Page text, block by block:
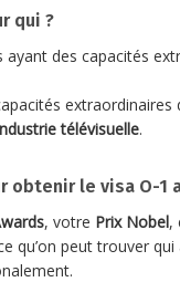
qui ?
des capacités
extraordinaires
télévisuelle.
le visa O-1
, votre Prix Nobel,
qu’on peut trouver